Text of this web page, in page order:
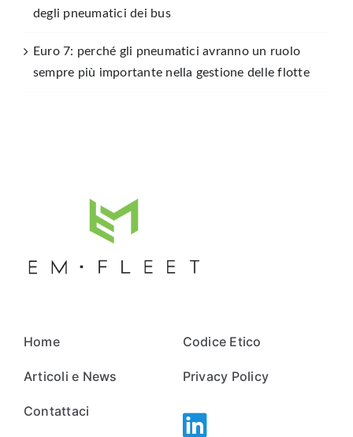
degli pneumatici dei bus
Euro 7: perché gli pneumatici avranno un ruolo
sempre più importante nella gestione delle flotte
Home
Articoli e News
Contattaci
Codice Etico
Privacy Policy